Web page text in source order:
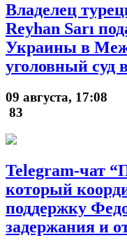
Владелец
Reyhan Sarı
Украины в
уголовный суд
09 августа, 17:08
83
Telegram-чат
который
поддержку
задержания и